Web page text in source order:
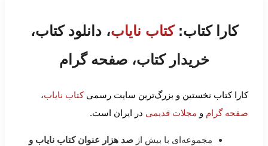
کارا کتاب:کتاب نایاب، دانلود کتاب،
خریدار کتاب، صفحه گرام
کارا کتاب نخستین و بزرگ‌ترین سایت رسمیکتاب نایاب،
صفحه گرام و مجلات قدیمی در ایران است.
مجموعه‌ای با بیش از صد هزار عنوان کتاب نایاب و